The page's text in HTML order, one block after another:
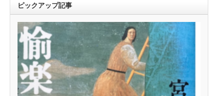
ピックアップ記事